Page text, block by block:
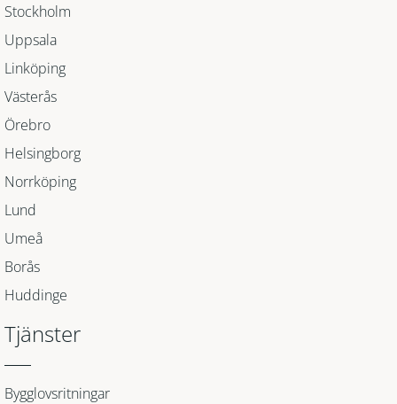
Stockholm
Uppsala
Linköping
Västerås
Örebro
Helsingborg
Norrköping
Lund
Umeå
Borås
Huddinge
Tjänster
Bygglovsritningar